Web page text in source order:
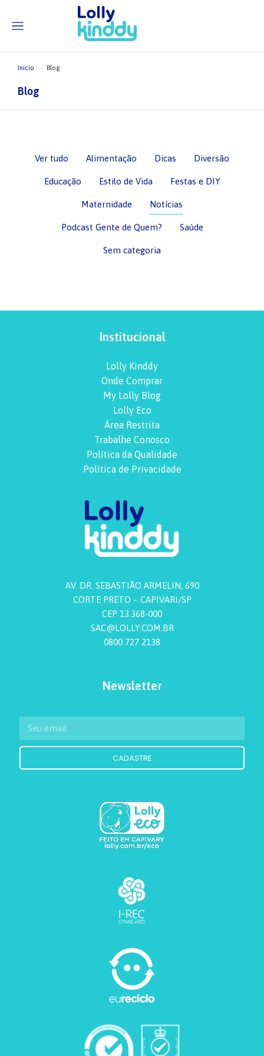
Você está aqui:
Início Blog
Blog
Ver tudo Alimentação Dicas Diversão
Educação Estilo de Vida Festas e DIY
Maternidade Notícias
Podcast Gente de Quem? Saúde
Sem categoria
Institucional
Lolly Kinddy
Onde Comprar
My Lolly Blog
Lolly Eco
Área Restrita
Trabalhe Conosco
Política da Qualidade
Política de Privacidade
AV. DR. SEBASTIÃO ARMELIN, 690
CORTE PRETO – CAPIVARI/SP
CEP 13.368-000
SAC@LOLLY.COM.BR
0800 727 2138
Newsletter
CADASTRE